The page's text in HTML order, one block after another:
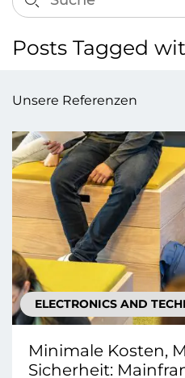
Posts Tagged
Unsere Referenzen
ELECTRONICS AND
Minimale Kosten,
Sicherheit: